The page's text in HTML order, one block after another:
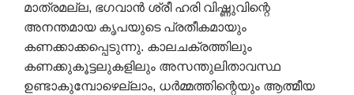
മാത്രമല്ല, ഭഗവാൻ ശ്രീ ഹരി വിഷ്ണുവിന്റെ
അനന്തമായ കൃപയുടെ പ്രതീകമായും
കണക്കാക്കപ്പെടുന്നു. കാലചക്രത്തിലും
കണക്കുകൂട്ടലുകളിലും അസന്തുലിതാവസ്ഥ
ഉണ്ടാകുമ്പോഴെല്ലാം, ധർമ്മത്തിന്റെയും ആത്മീയ